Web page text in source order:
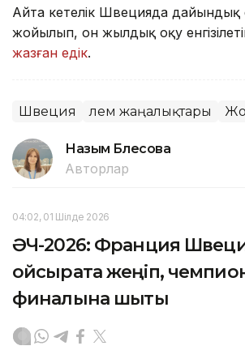
Айта кетелік Швецияда
жойылып, он жылдық оқу
жазған едік.
Швеция Әлем жаңалықтары
Назым Бөлесова
Авторлар
04:02, 01 Шілде 2026
ӘЧ-2026: Франция
ойсырата жеңіп,
финалына шықты